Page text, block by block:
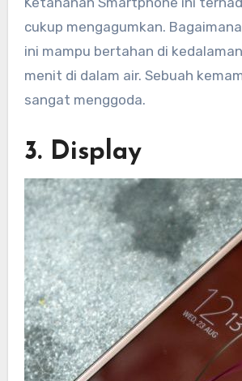
cukup mengagumkan.
ini mampu bertahan di
menit di dalam air. Sebuah
sangat menggoda.
3. Display